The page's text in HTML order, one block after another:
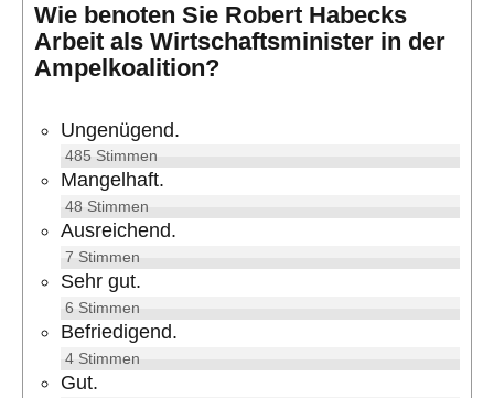
Wie benoten Sie Robert Habecks
Arbeit als Wirtschaftsminister in der
Ampelkoalition?
Ungenügend.
485Stimmen
Mangelhaft.
48Stimmen
Ausreichend.
7Stimmen
Sehr gut.
6Stimmen
Befriedigend.
4Stimmen
Gut.